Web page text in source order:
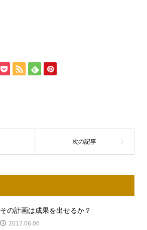
その計画は成果を出せるか？
2017.06.06